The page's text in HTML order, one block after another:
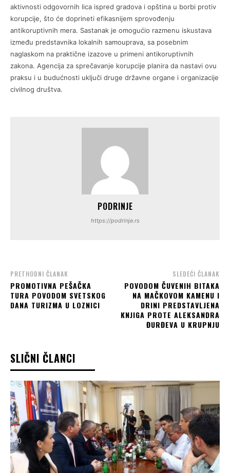
aktivnosti odgovornih lica ispred gradova i opština u borbi protiv
korupcije, što će doprineti efikasnijem sprovođenju
antikoruptivnih mera. Sastanak je omogućio razmenu iskustava
između predstavnika lokalnih samouprava, sa posebnim
naglaskom na praktične izazove u primeni antikoruptivnih
zakona. Agencija za sprečavanje korupcije planira da nastavi ovu
praksu i u budućnosti uključi druge državne organe i organizacije
civilnog društva.
PODRINJE
https://podrinje.rs
PRETHODNI ČLANAK
PROMOTIVNA PEŠAČKA
TURA POVODOM SVETSKOG
DANA TURIZMA U LOZNICI
SLEDEĆI ČLANAK
POVODOM ČUVENIH BITAKA
NA MAČKOVOM KAMENU I
DRINI PREDSTAVLJENA
KNJIGA PROTE ALEKSANDRA
ĐURĐEVA U KRUPNJU
SLIČNI ČLANCI